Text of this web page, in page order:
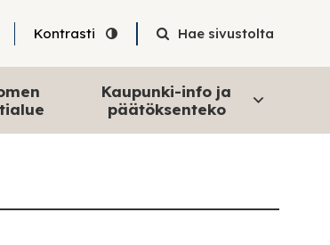
pienentäminen
Tekstin suurentaminen
Kontrasti Hae sivustolta
Kaupunki-info ja
päätöksenteko